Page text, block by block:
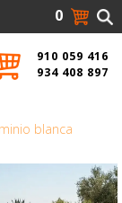
blanca
910 059 416
934 408 897
0